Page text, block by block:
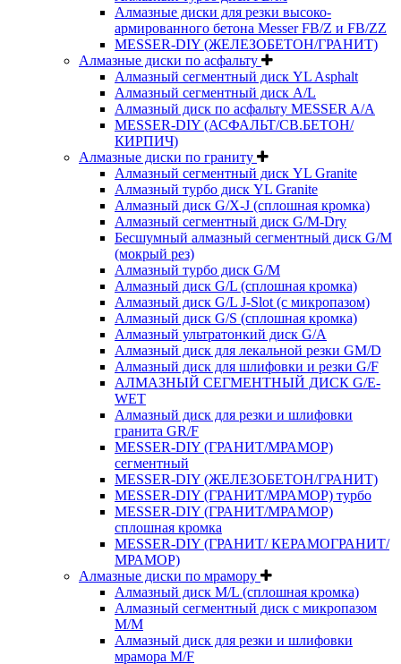
Алмазные диски для резки высоко-
армированного бетона Messer FB/Z и FB/ZZ
MESSER-DIY (ЖЕЛЕЗОБЕТОН/ГРАНИТ)
Алмазные диски по асфальту
Алмазный сегментный диск YL Asphalt
Алмазный сегментный диск A/L
Алмазный диск по асфальту MESSER A/A
MESSER-DIY (АСФАЛЬТ/СВ.БЕТОН/
КИРПИЧ)
Алмазные диски по граниту
Алмазный сегментный диск YL Granite
Алмазный турбо диск YL Granite
Алмазный диск G/X-J (сплошная кромка)
Алмазный сегментный диск G/M-Dry
Бесшумный алмазный сегментный диск G/M
(мокрый рез)
Алмазный турбо диск G/M
Алмазный диск G/L (сплошная кромка)
Алмазный диск G/L J-Slot (с микропазом)
Алмазный диск G/S (сплошная кромка)
Алмазный ультратонкий диск G/A
Алмазный диск для лекальной резки GM/D
Алмазный диск для шлифовки и резки G/F
АЛМАЗНЫЙ СЕГМЕНТНЫЙ ДИСК G/E-
WET
Алмазный диск для резки и шлифовки
гранита GR/F
MESSER-DIY (ГРАНИТ/МРАМОР)
сегментный
MESSER-DIY (ЖЕЛЕЗОБЕТОН/ГРАНИТ)
MESSER-DIY (ГРАНИТ/МРАМОР) турбо
MESSER-DIY (ГРАНИТ/МРАМОР)
сплошная кромка
MESSER-DIY (ГРАНИТ/ КЕРАМОГРАНИТ/
МРАМОР)
Алмазные диски по мрамору
Алмазный диск M/L (сплошная кромка)
Алмазный сегментный диск с микропазом
M/M
Алмазный диск для резки и шлифовки
мрамора M/F